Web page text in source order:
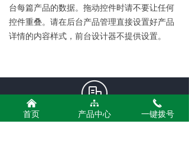
台每篇产品的数据。拖动控件时请不要让任何
控件重叠。请在后台产品管理直接设置好产品
详情的内容样式，前台设计器不提供设置。
公司名称： 河南东莲生物科技有限公司
낀
首页
뀒
产品中心
끅
一键拨号